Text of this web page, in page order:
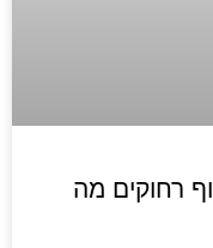
רחוקים מה